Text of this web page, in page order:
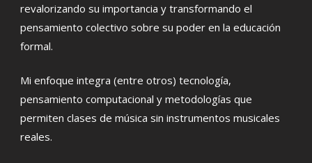
revalorizando su importancia y transformando el
pensamiento colectivo sobre su poder en la educación
formal.
Mi enfoque integra (entre otros) tecnología,
pensamiento computacional y metodologías que
permiten clases de música sin instrumentos musicales
reales.